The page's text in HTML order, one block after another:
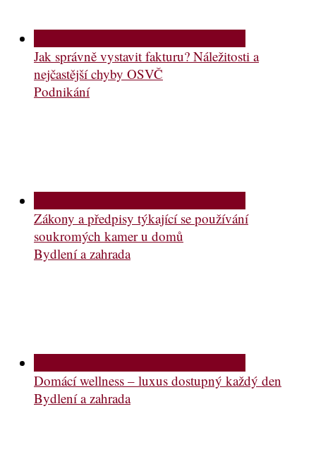
Jak správně vystavit fakturu? Náležitosti a
nejčastější chyby OSVČ
Podnikání
Zákony a předpisy týkající se používání
soukromých kamer u domů
Bydlení a zahrada
Domácí wellness – luxus dostupný každý den
Bydlení a zahrada